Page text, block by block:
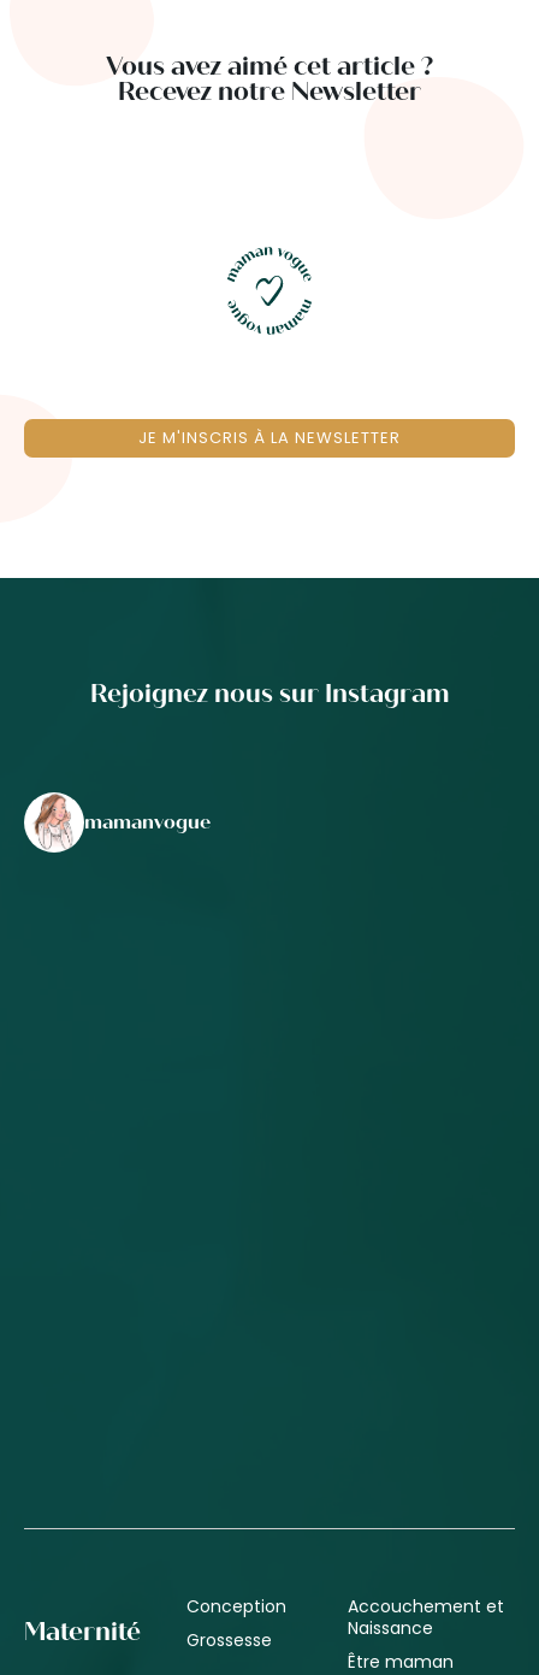
Vous avez aimé cet article ?
Recevez notre Newsletter
JE M'INSCRIS À LA NEWSLETTER
Rejoignez nous sur Instagram
mamanvogue
Maternité
Conception
Grossesse
Accouchement et
Naissance
Être maman